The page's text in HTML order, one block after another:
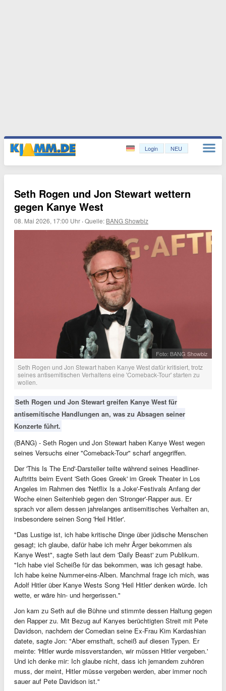
Login NEU
Seth Rogen und Jon Stewart wettern
gegen Kanye West
08. Mai 2026, 17:00 Uhr ·Quelle: BANG Showbiz
Foto: BANG Showbiz
Seth Rogen und Jon Stewart haben Kanye West dafür kritisiert, trotz
seines antisemitischen Verhaltens eine 'Comeback-Tour' starten zu
wollen.
Seth Rogen und Jon Stewart greifen Kanye West für
antisemitische Handlungen an, was zu Absagen seiner
Konzerte führt.
(BANG) - Seth Rogen und Jon Stewart haben Kanye West wegen
seines Versuchs einer "Comeback-Tour" scharf angegriffen.
Der 'This Is The End'-Darsteller teilte während seines Headliner-
Auftritts beim Event 'Seth Goes Greek' im Greek Theater in Los
Angeles im Rahmen des 'Netflix Is a Joke'-Festivals Anfang der
Woche einen Seitenhieb gegen den 'Stronger'-Rapper aus. Er
sprach vor allem dessen jahrelanges antisemitisches Verhalten an,
insbesondere seinen Song 'Heil Hitler'.
"Das Lustige ist, ich habe kritische Dinge über jüdische Menschen
gesagt; ich glaube, dafür habe ich mehr Ärger bekommen als
Kanye West", sagte Seth laut dem 'Daily Beast' zum Publikum.
"Ich habe viel Scheiße für das bekommen, was ich gesagt habe.
Ich habe keine Nummer-eins-Alben. Manchmal frage ich mich, was
Adolf Hitler über Kanye Wests Song 'Heil Hitler' denken würde. Ich
wette, er wäre hin- und hergerissen."
Jon kam zu Seth auf die Bühne und stimmte dessen Haltung gegen
den Rapper zu. Mit Bezug auf Kanyes berüchtigten Streit mit Pete
Davidson, nachdem der Comedian seine Ex-Frau Kim Kardashian
datete, sagte Jon: "Aber ernsthaft, scheiß auf diesen Typen. Er
meinte: 'Hitler wurde missverstanden, wir müssen Hitler vergeben.'
Und ich denke mir: Ich glaube nicht, dass ich jemandem zuhören
muss, der meint, Hitler müsse vergeben werden, aber immer noch
sauer auf Pete Davidson ist."